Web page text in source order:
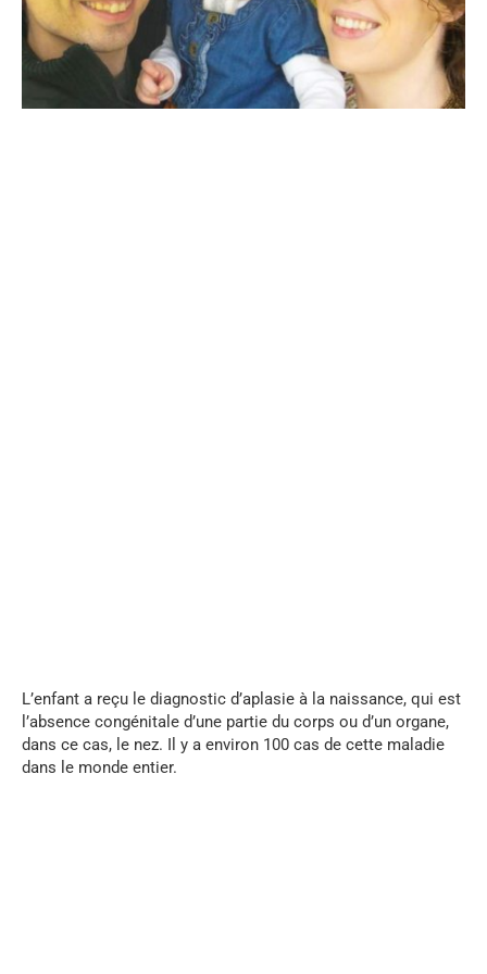
L’enfant a reçu le diagnostic d’aplasie à la naissance, qui est
l’absence congénitale d’une partie du corps ou d’un organe,
dans ce cas, le nez. Il y a environ 100 cas de cette maladie
dans le monde entier.